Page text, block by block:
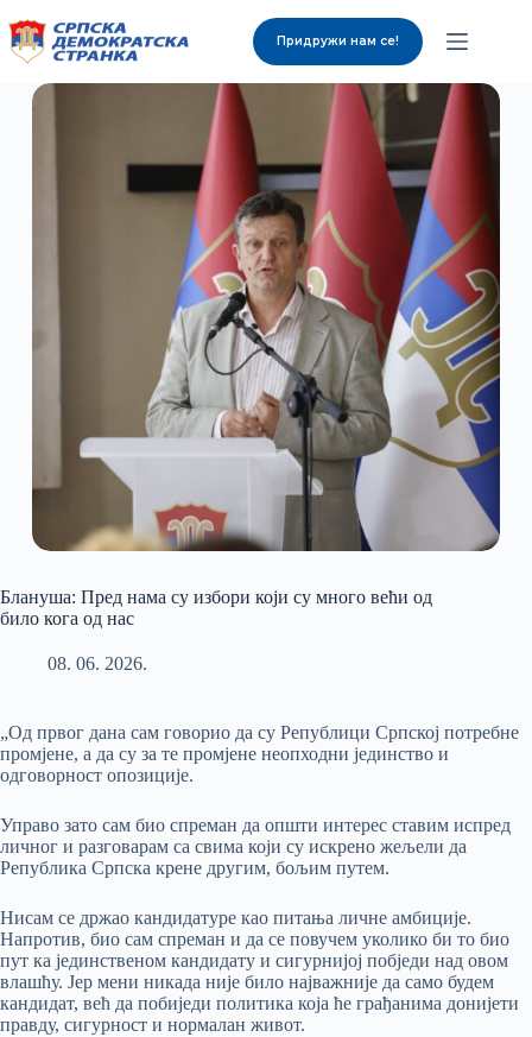
Органи странке
Вијести
Изабрани представници
Придружи нам се!
Блануша: Пред нама су избори који су много већи од
било кога од нас
08. 06. 2026.
„Од првог дана сам говорио да су Републици Српској потребне
промјене, а да су за те промјене неопходни јединство и
одговорност опозиције.
Управо зато сам био спреман да општи интерес ставим испред
личног и разговарам са свима који су искрено жељели да
Република Српска крене другим, бољим путем.
Нисам се држао кандидатуре као питања личне амбиције.
Напротив, био сам спреман и да се повучем уколико би то био
пут ка јединственом кандидату и сигурнијој побједи над овом
влашћу. Јер мени никада није било најважније да само будем
кандидат, већ да побиједи политика која ће грађанима донијети
правду, сигурност и нормалан живот.